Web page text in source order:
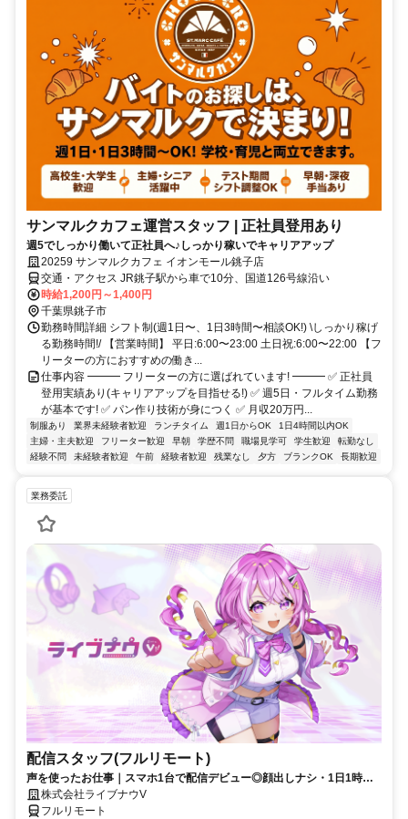
サンマルクカフェ運営スタッフ | 正社員登用あり
週5でしっかり働いて正社員へ♪しっかり稼いでキャリアアップ
20259 サンマルクカフェ イオンモール銚子店
交通・アクセス JR銚子駅から車で10分、国道126号線沿い
時給1,200円～1,400円
千葉県銚子市
勤務時間詳細 シフト制(週1日〜、1日3時間〜相談OK!) \しっかり稼げ
る勤務時間!/ 【営業時間】 平日:6:00〜23:00 土日祝:6:00〜22:00 【フ
リーターの方におすすめの働き...
仕事内容 ━━━ フリーターの方に選ばれています! ━━━ ✅ 正社員
登用実績あり(キャリアアップを目指せる!) ✅ 週5日・フルタイム勤務
が基本です! ✅ パン作り技術が身につく ✅ 月収20万円...
制服あり 業界未経験者歓迎 ランチタイム 週1日からOK
1日4時間以内OK
主婦・主夫歓迎
フリーター歓迎 早朝 学歴不問 職場見学可 学生歓迎
転勤なし
経験不問
未経験者歓迎 午前 経験者歓迎 残業なし 夕方 ブランクOK 長期歓迎
業務委託
配信スタッフ(フルリモート)
声を使ったお仕事｜スマホ1台で配信デビュー◎顔出しナシ・1日1時間
～OK♪
株式会社ライブナウV
フルリモート